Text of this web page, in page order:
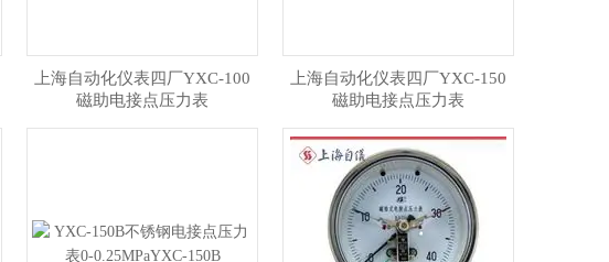
上海自动化仪表四厂YXC-100
磁助电接点压力表
上海自动化仪表四厂YXC-150
磁助电接点压力表